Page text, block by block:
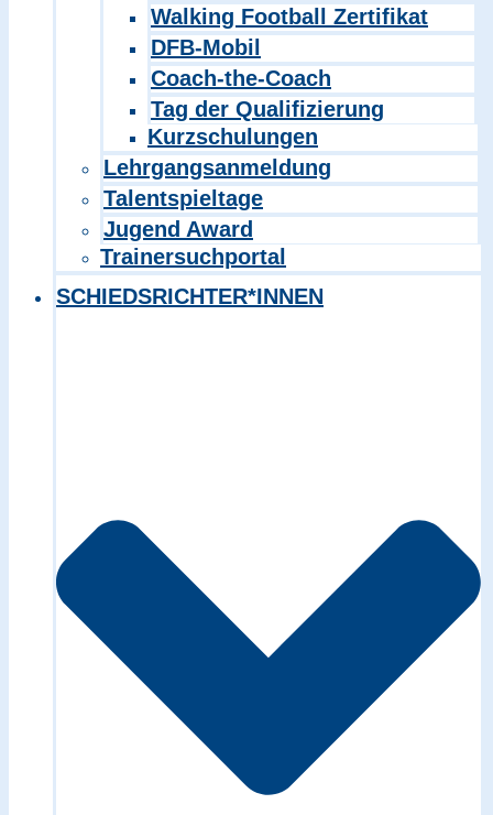
Walking Football Zertifikat
DFB-Mobil
Coach-the-Coach
Tag der Qualifizierung
Kurzschulungen
Lehrgangsanmeldung
Talentspieltage
Jugend Award
Trainersuchportal
SCHIEDSRICHTER*INNEN